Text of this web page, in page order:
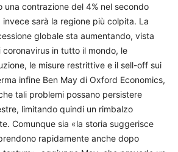
una contrazione del 4% nel secondo
invece sarà la regione più colpita. La
globale sta aumentando, vista
coronavirus in tutto il mondo, le
le misure restrittive e il sell-off sui
infine Ben May di Oxford Economics,
tali problemi possano persistere
limitando quindi un rimbalzo
Comunque sia «la storia suggerisce
rapidamente anche dopo